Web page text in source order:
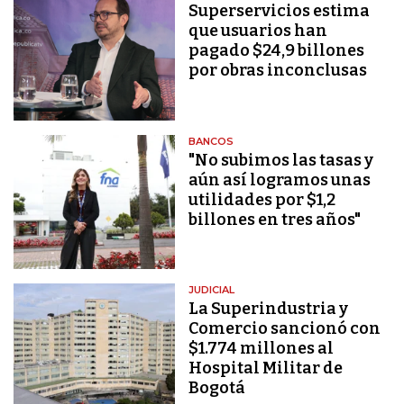
Superservicios estima
que usuarios han
pagado $24,9 billones
por obras inconclusas
BANCOS
"No subimos las tasas y
aún así logramos unas
utilidades por $1,2
billones en tres años"
JUDICIAL
La Superindustria y
Comercio sancionó con
$1.774 millones al
Hospital Militar de
Bogotá